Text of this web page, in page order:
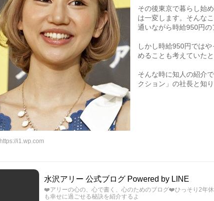
その後東京で暮らし始
は一変します。そんな
通いながら時給950円の
しかし時給950円では
めることも考えていたと
そんな時に知人の紹介
クション」の社長と知
https://i1.wp.com
水沢アリー 公式ブログ Powered by LINE
❤️アリーの心の、心で書く、心のためのブログ❤️ひっそり2年
も幸せに過ごせる秘訣を紹介するよ